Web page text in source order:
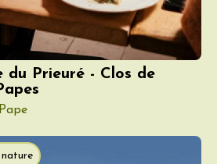
du Prieuré - Clos de
nature